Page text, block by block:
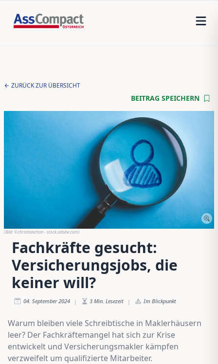
ZURÜCK ZUR ÜBERSICHT
BEITRAG SPEICHERN
(Bild:©christianchan - stock.adobe.com)
Fachkräfte gesucht:
Versicherungsjobs, die
keiner will?
04. September 2024 | 3 Min. Lesezeit | Im Blickpunkt
Warum bleiben viele Schreibtische in Maklerhäusern
leer? Der Fachkräftemangel hat sich zur Krise
entwickelt und Versicherungsmakler kämpfen
verzweifelt um qualifizierte Mitarbeiter.